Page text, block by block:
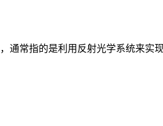
通常指的是利用反射光学系统来